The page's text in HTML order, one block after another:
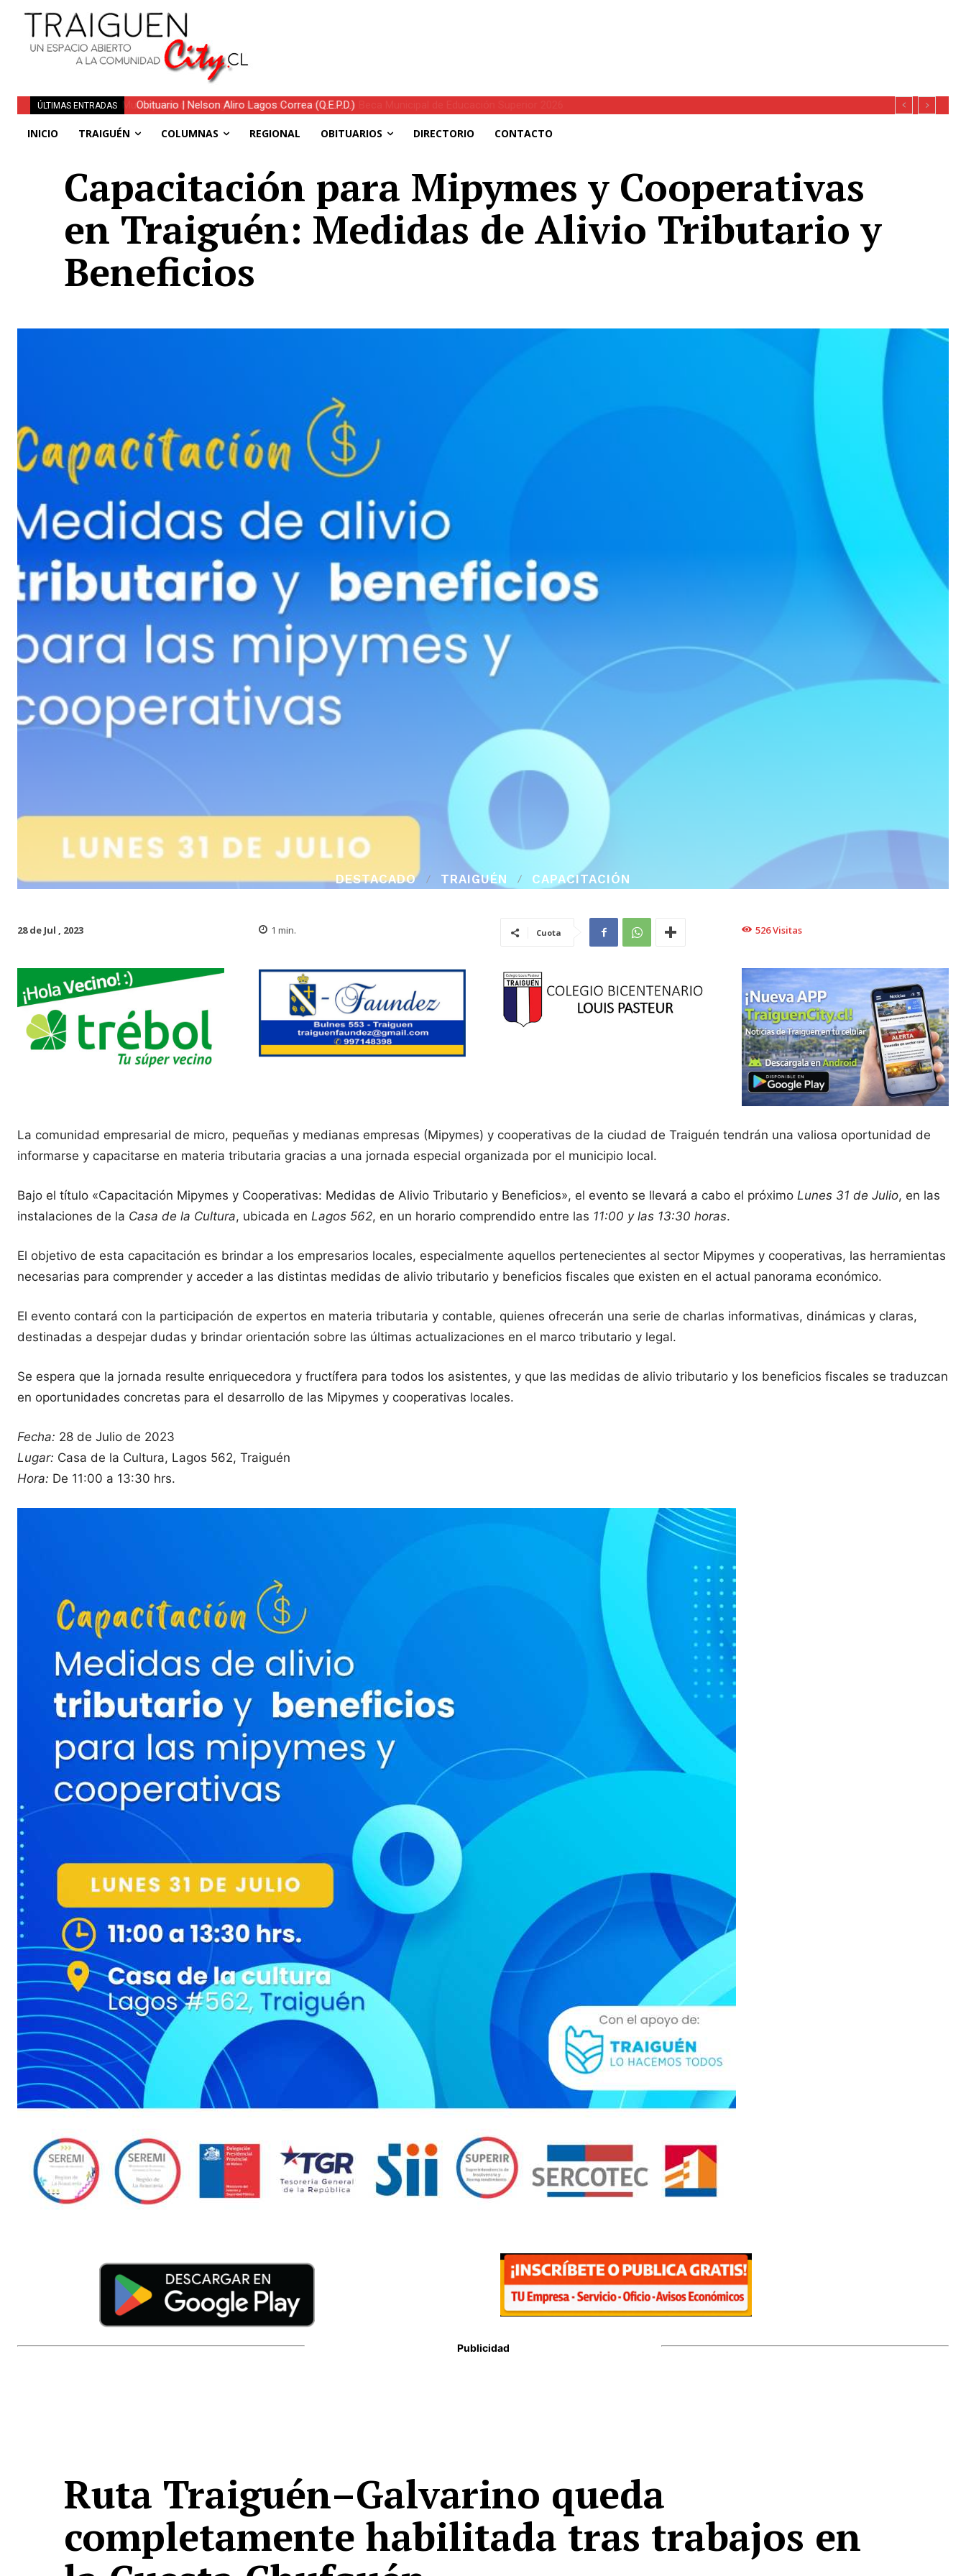
ÚLTIMAS ENTRADAS Obituario | Nelson Aliro Lagos Correa (Q.E.P.D.)
INICIO TRAIGUÉN COLUMNAS REGIONAL OBITUARIOS DIRECTORIO CONTACTO
Capacitación para Mipymes y Cooperativas
en Traiguén: Medidas de Alivio Tributario y
Beneficios
DESTACADO TRAIGUÉN CAPACITACIÓN
28 de Jul , 2023 1 min. Cuota 526Visitas
La comunidad empresarial de micro, pequeñas y medianas empresas (Mipymes) y cooperativas de la ciudad de Traiguén tendrán una valiosa oportunidad de
informarse y capacitarse en materia tributaria gracias a una jornada especial organizada por el municipio local.
Bajo el título «Capacitación Mipymes y Cooperativas: Medidas de Alivio Tributario y Beneficios», el evento se llevará a cabo el próximo Lunes 31 de Julio, en las
instalaciones de la Casa de la Cultura, ubicada en Lagos 562, en un horario comprendido entre las 11:00 y las 13:30 horas.
El objetivo de esta capacitación es brindar a los empresarios locales, especialmente aquellos pertenecientes al sector Mipymes y cooperativas, las herramientas
necesarias para comprender y acceder a las distintas medidas de alivio tributario y beneficios fiscales que existen en el actual panorama económico.
El evento contará con la participación de expertos en materia tributaria y contable, quienes ofrecerán una serie de charlas informativas, dinámicas y claras,
destinadas a despejar dudas y brindar orientación sobre las últimas actualizaciones en el marco tributario y legal.
Se espera que la jornada resulte enriquecedora y fructífera para todos los asistentes, y que las medidas de alivio tributario y los beneficios fiscales se traduzcan
en oportunidades concretas para el desarrollo de las Mipymes y cooperativas locales.
Fecha: 28 de Julio de 2023
Lugar: Casa de la Cultura, Lagos 562, Traiguén
Hora: De 11:00 a 13:30 hrs.
Publicidad